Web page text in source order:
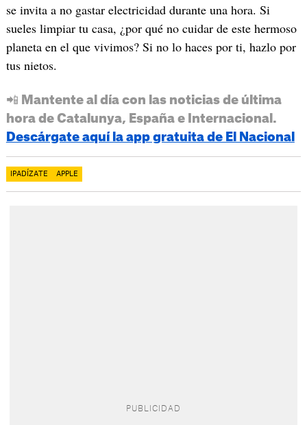
se invita a no gastar electricidad durante una hora. Si
sueles limpiar tu casa, ¿por qué no cuidar de este hermoso
planeta en el que vivimos? Si no lo haces por ti, hazlo por
tus nietos.
📲 Mantente al día con las noticias de última
hora de Catalunya, España e Internacional.
Descárgate aquí la app gratuita de El Nacional
IPADÍZATE APPLE